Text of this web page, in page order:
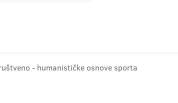
- humanističke osnove sporta